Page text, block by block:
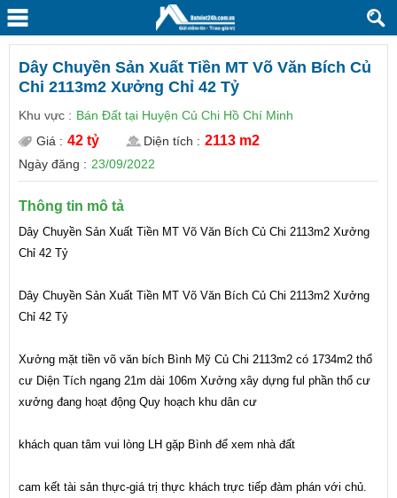
Dây Chuyền Sản Xuất Tiền MT Võ Văn Bích Củ
Chi 2113m2 Xưởng Chỉ 42 Tỷ
Khu vực : Bán Đất tại Huyện Củ Chi Hồ Chí Minh
Giá : 42 tỷ Diện tích : 2113 m2
Ngày đăng : 23/09/2022
Thông tin mô tả
Dây Chuyền Sản Xuất Tiền MT Võ Văn Bích Củ Chi 2113m2 Xưởng
Chỉ 42 Tỷ
Dây Chuyền Sản Xuất Tiền MT Võ Văn Bích Củ Chi 2113m2 Xưởng
Chỉ 42 Tỷ
Xưởng mặt tiền võ văn bích Bình Mỹ Củ Chi 2113m2 có 1734m2 thổ
cư Diện Tích ngang 21m dài 106m Xưởng xây dựng ful phần thổ cư
xưởng đang hoạt động Quy hoạch khu dân cư
khách quan tâm vui lòng LH gặp Bình để xem nhà đất
cam kết tài sản thực-giá trị thực khách trực tiếp đàm phán với chủ.